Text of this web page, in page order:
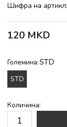
Шифра на артикл:
120 MKD
Големина:STD
STD
Количина: